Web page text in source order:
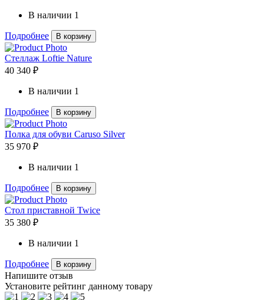
В наличии 1
Подробнее В корзину
Стеллаж Loftie Nature
40 340 ₽
В наличии 1
Подробнее В корзину
Полка для обуви Caruso Silver
35 970 ₽
В наличии 1
Подробнее В корзину
Стол приставной Twice
35 380 ₽
В наличии 1
Подробнее В корзину
Напишите отзыв
Установите рейтинг данному товару